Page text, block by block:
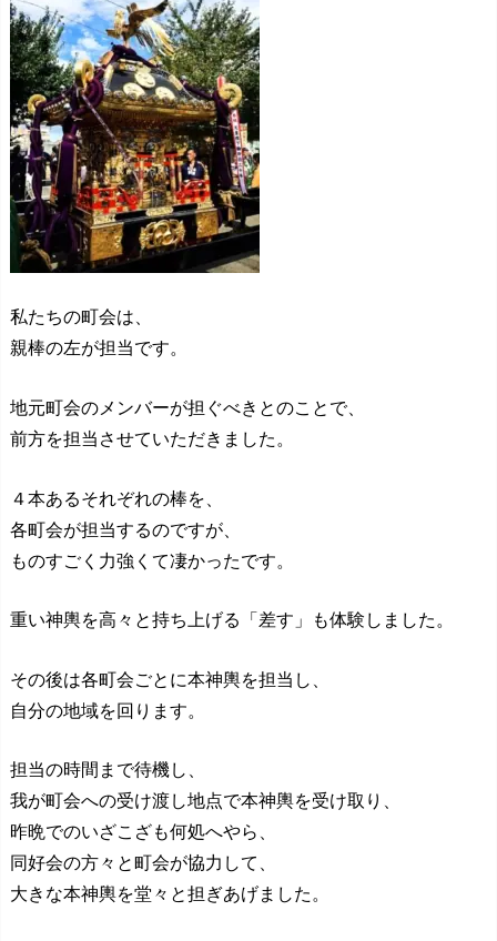
私たちの町会は、
親棒の左が担当です。
地元町会のメンバーが担ぐべきとのことで、
前方を担当させていただきました。
４本あるそれぞれの棒を、
各町会が担当するのですが、
ものすごく力強くて凄かったです。
重い神輿を高々と持ち上げる「差す」も体験しました。
その後は各町会ごとに本神輿を担当し、
自分の地域を回ります。
担当の時間まで待機し、
我が町会への受け渡し地点で本神輿を受け取り、
昨晩でのいざこざも何処へやら、
同好会の方々と町会が協力して、
大きな本神輿を堂々と担ぎあげました。